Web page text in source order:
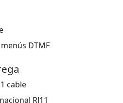
DTMF
cable
RJ11